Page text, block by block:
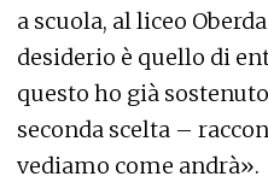
a scuola, al liceo
desiderio è quello di
questo ho già
seconda scelta –
vediamo come andrà».